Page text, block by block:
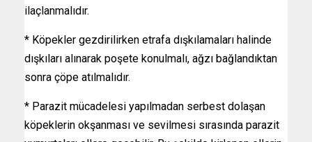
ilaçlanmalıdır.
* Köpekler gezdirilirken etrafa dışkılamaları halinde
dışkıları alınarak poşete konulmalı, ağzı bağlandıktan
sonra çöpe atılmalıdır.
* Parazit mücadelesi yapılmadan serbest dolaşan
köpeklerin okşanması ve sevilmesi sırasında parazit